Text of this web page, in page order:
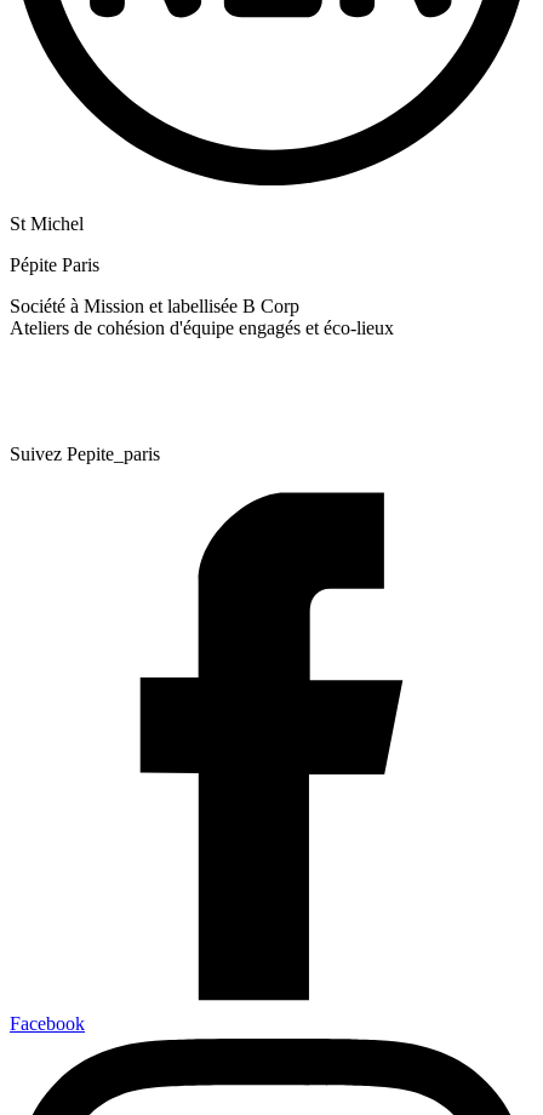
St Michel
Pépite Paris
Société à Mission et labellisée B Corp
Ateliers de cohésion d'équipe engagés et éco-lieux
Suivez Pepite_paris
Facebook